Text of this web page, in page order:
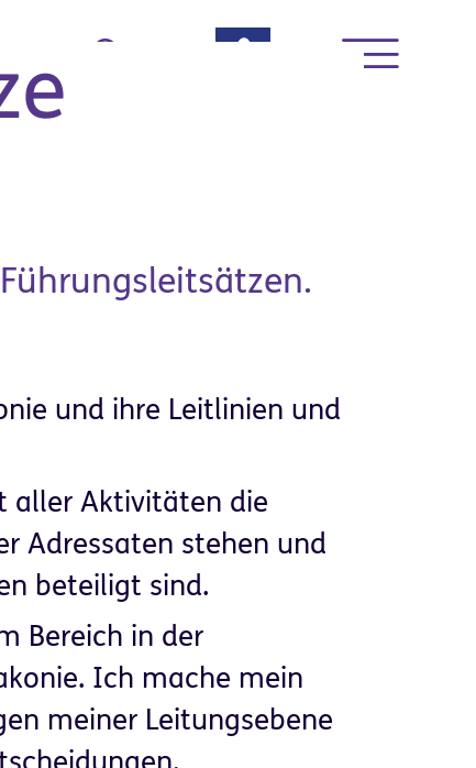
News & Termine
und ihre Leitlinien und
aller Aktivitäten die
Adressaten stehen und
beteiligt sind.
Bereich in der
Ich mache mein
meiner Leitungsebene